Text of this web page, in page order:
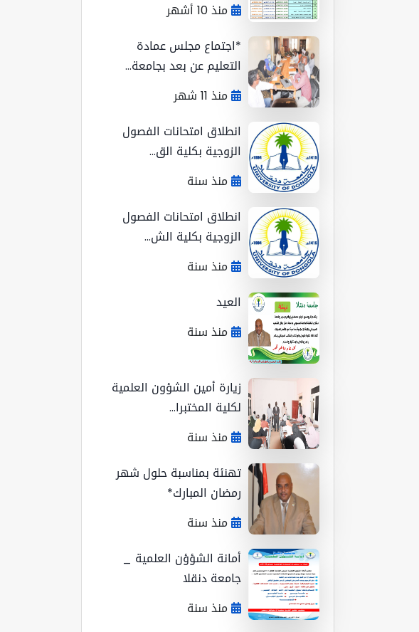
منذ 10 أشهر
*اجتماع مجلس عمادة
التعليم عن بعد بجامعة...
منذ 11 شهر
انطلاق امتحانات الفصول
الزوجية بكلية الق...
منذ سنة
انطلاق امتحانات الفصول
الزوجية بكلية الش...
منذ سنة
العيد
منذ سنة
زيارة أمين الشؤون العلمية
لكلية المختبرا...
منذ سنة
تهنئة بمناسبة حلول شهر
رمضان المبارك*
منذ سنة
أمانة الشؤؤن العلمية _
جامعة دنقلا
منذ سنة